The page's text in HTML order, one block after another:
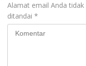
Alamat email Anda tidak
ditandai *